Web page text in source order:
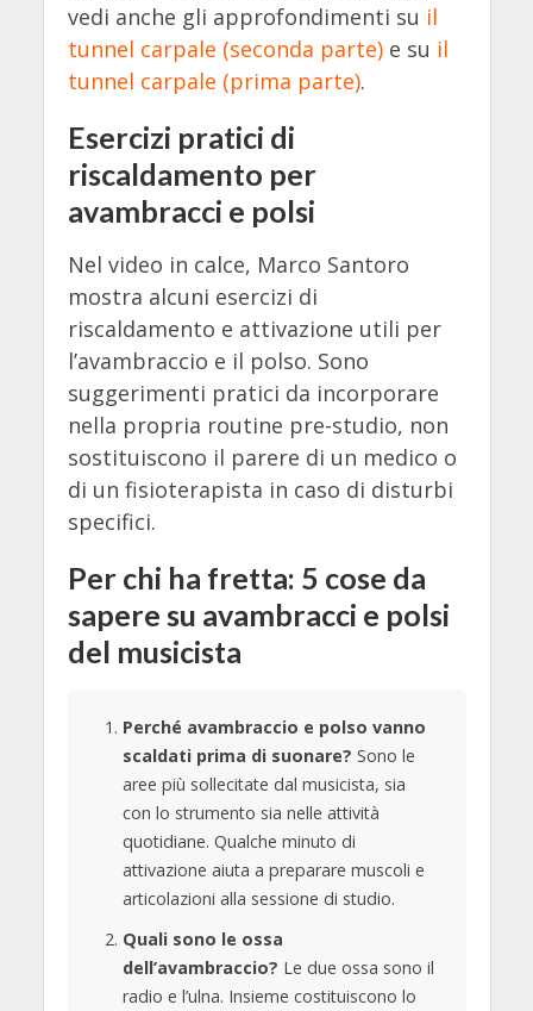
vedi anche gli approfondimenti su il
tunnel carpale (seconda parte)e su il
tunnel carpale (prima parte).
Esercizi pratici di
riscaldamento per
avambracci e polsi
Nel video in calce, Marco Santoro
mostra alcuni esercizi di
riscaldamento e attivazione utili per
l’avambraccio e il polso. Sono
suggerimenti pratici da incorporare
nella propria routine pre-studio, non
sostituiscono il parere di un medico o
di un fisioterapista in caso di disturbi
specifici.
Per chi ha fretta: 5 cose da
sapere su avambracci e polsi
del musicista
Perché avambraccio e polso vanno
scaldati prima di suonare? Sono le
aree più sollecitate dal musicista, sia
con lo strumento sia nelle attività
quotidiane. Qualche minuto di
attivazione aiuta a preparare muscoli e
articolazioni alla sessione di studio.
Quali sono le ossa
dell’avambraccio? Le due ossa sono il
radio e l’ulna. Insieme costituiscono lo